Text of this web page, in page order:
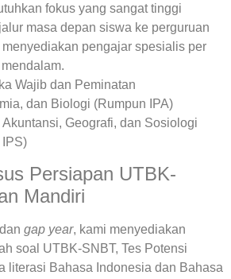
fokus yang sangat tinggi
masa depan siswa ke perguruan
pengajar spesialis per
Wajib dan Peminatan
dan Biologi (Rumpun IPA)
Akuntansi, Geografi, dan Sosiologi
IPS)
Persiapan UTBK-
Mandiri
gap year, kami menyediakan
soal UTBK-SNBT, Tes Potensi
literasi Bahasa Indonesia dan Bahasa